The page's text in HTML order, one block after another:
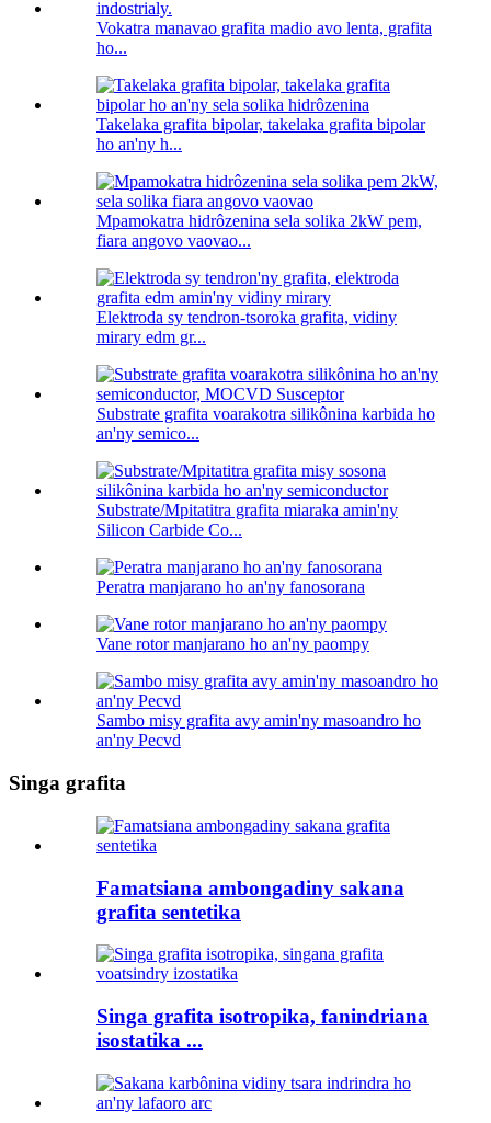
Vokatra manavao grafita madio avo lenta, grafita
ho...
Takelaka grafita bipolar, takelaka grafita bipolar
ho an'ny h...
Mpamokatra hidrôzenina sela solika 2kW pem,
fiara angovo vaovao...
Elektroda sy tendron-tsoroka grafita, vidiny
mirary edm gr...
Substrate grafita voarakotra silikônina karbida ho
an'ny semico...
Substrate/Mpitatitra grafita miaraka amin'ny
Silicon Carbide Co...
Peratra manjarano ho an'ny fanosorana
Vane rotor manjarano ho an'ny paompy
Sambo misy grafita avy amin'ny masoandro ho
an'ny Pecvd
Singa grafita
Famatsiana ambongadiny sakana
grafita sentetika
Singa grafita isotropika, fanindriana
isostatika ...